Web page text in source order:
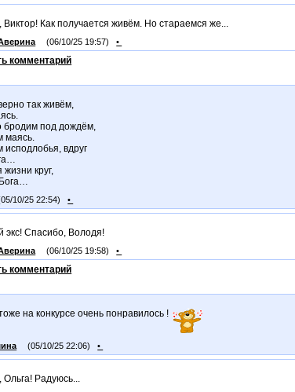
Как получается живём. Но стараемся же...
(06/10/25 19:57) •
комментарий
так живём,
бродим под дождём,
маясь.
исподлобья, вдруг
круг,
10/25 22:54) •
экс! Спасибо, Володя!
(06/10/25 19:58) •
комментарий
на конкурсе очень понравилось !
(05/10/25 22:06) •
Радуюсь...